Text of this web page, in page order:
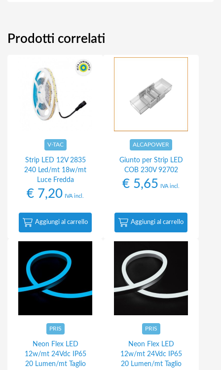
Prodotti correlati
V-TAC
Strip LED 12V 2835
240 Led/mt 18w/mt
Luce Fredda
€ 7,20 IVA incl.
Aggiungi al carrello
ALCAPOWER
Giunto per Strip LED
COB 230V 92702
€ 5,65 IVA incl.
Aggiungi al carrello
PRIS
Neon Flex LED
12w/mt 24Vdc IP65
20 Lumen/mt Taglio
PRIS
Neon Flex LED
12w/mt 24Vdc IP65
20 Lumen/mt Taglio